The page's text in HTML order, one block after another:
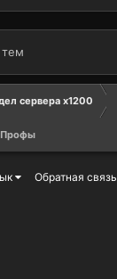
тем
сервера х1200
Профы
Обратная связь